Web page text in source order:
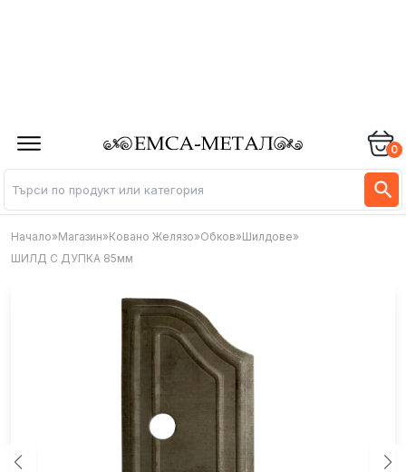
0
Начало»Магазин»Ковано Желязо»Обков»Шилдове»
ШИЛД С ДУПКА 85мм